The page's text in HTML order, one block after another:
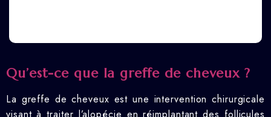
Qu’est-ce que la greffe de cheveux ?
La greffe de cheveux est une intervention chirurgicale
visant à traiter l’alopécie en réimplantant des follicules